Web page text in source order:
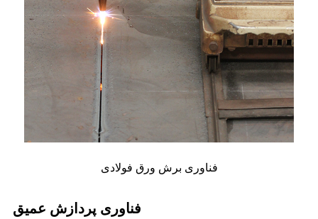
فناوری برش ورق فولادی
فناوری پردازش عمیق